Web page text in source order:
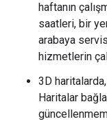
haftanın
saatleri, bir
arabaya
hizmetlerin
3D
Haritalar